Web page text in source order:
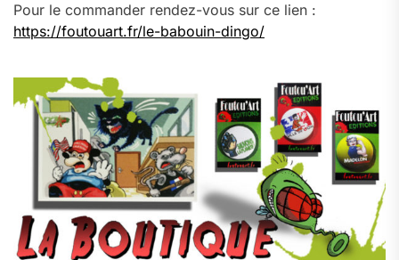
Pour le commander rendez-vous sur ce lien :
https://foutouart.fr/le-babouin-dingo/